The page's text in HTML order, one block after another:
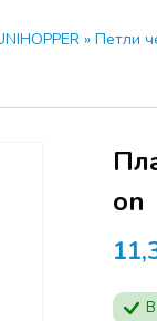
» Петли
on
В